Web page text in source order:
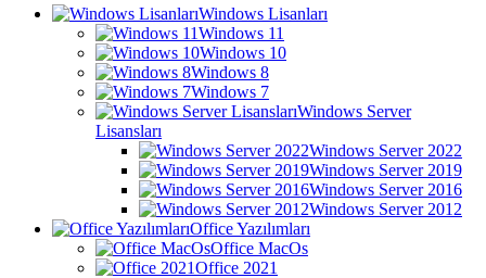
Windows Lisanları
Windows 11
Windows 10
Windows 8
Windows 7
Windows Server
Lisansları
Windows Server 2022
Windows Server 2019
Windows Server 2016
Windows Server 2012
Office Yazılımları
Office MacOs
Office 2021